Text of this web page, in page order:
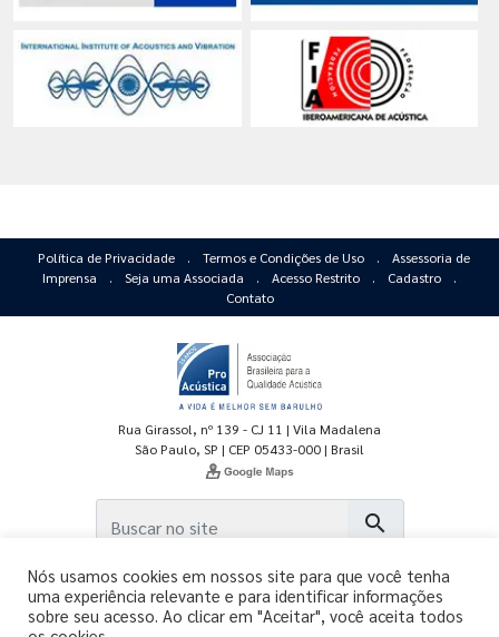
Política de Privacidade . Termos e Condições de Uso .
Assessoria de
Imprensa
. Seja uma Associada . Acesso Restrito . Cadastro
.
Contato
Rua Girassol, nº 139 - CJ 11 | Vila Madalena
São Paulo, SP | CEP 05433-000 | Brasil
search
Nós usamos cookies em nossos site para que você tenha
uma experiência relevante e para identificar informações
sobre seu acesso. Ao clicar em "Aceitar", você aceita todos